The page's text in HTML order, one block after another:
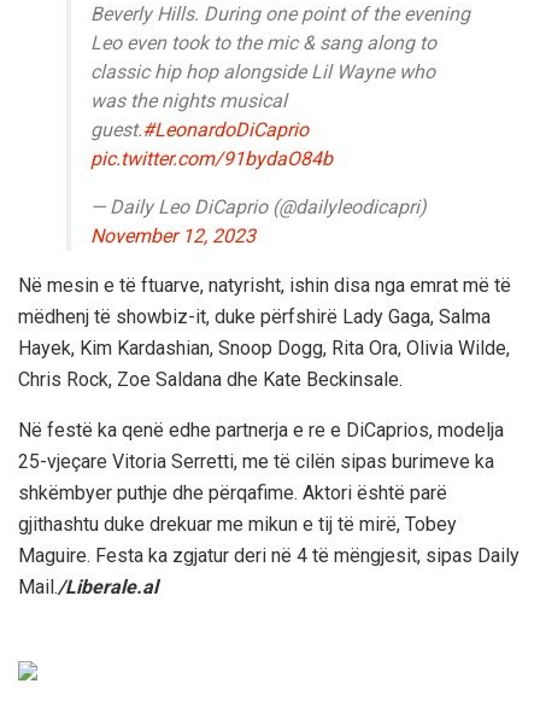
Beverly Hills. During one point of the evening
Leo even took to the mic & sang along to
classic hip hop alongside Lil Wayne who
was the nights musical
guest.#LeonardoDiCaprio
pic.twitter.com/91bydaO84b
— Daily Leo DiCaprio (@dailyleodicapri)
November 12, 2023
Në mesin e të ftuarve, natyrisht, ishin disa nga emrat më të
mëdhenj të showbiz-it, duke përfshirë Lady Gaga, Salma
Hayek, Kim Kardashian, Snoop Dogg, Rita Ora, Olivia Wilde,
Chris Rock, Zoe Saldana dhe Kate Beckinsale.
Në festë ka qenë edhe partnerja e re e DiCaprios, modelja
25-vjeçare Vitoria Serretti, me të cilën sipas burimeve ka
shkëmbyer puthje dhe përqafime. Aktori është parë
gjithashtu duke drekuar me mikun e tij të mirë, Tobey
Maguire. Festa ka zgjatur deri në 4 të mëngjesit, sipas Daily
Mail./Liberale.al